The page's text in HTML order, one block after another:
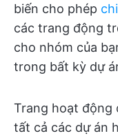
biến cho phép
các trang động
cho nhóm của
trong bất kỳ dự
Trang hoạt động
tất cả các dự án